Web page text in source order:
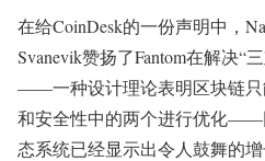
在给CoinDesk的一份声明中，
Svanevik赞扬了Fantom在解决“
——一种设计理论表明区块链只
和安全性中的两个进行优化——
态系统已经显示出令人鼓舞的增